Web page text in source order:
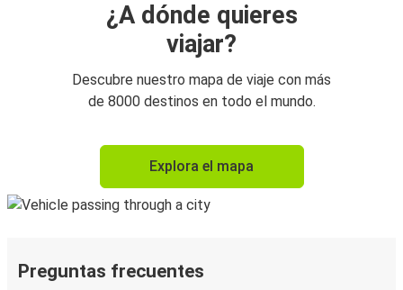
¿A dónde quieres
viajar?
Descubre nuestro mapa de viaje con más
de 8000 destinos en todo el mundo.
Explora el mapa
Preguntas frecuentes